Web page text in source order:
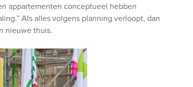
appartementen conceptueel hebben
Als alles volgens planning verloopt, dan
nieuwe thuis.